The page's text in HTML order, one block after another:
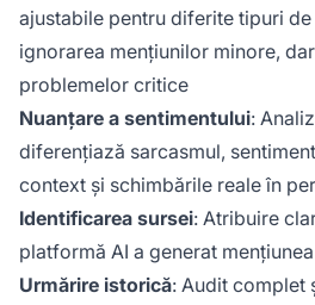
ajustabile pentru diferite tipuri
ignorarea mențiunilor minore,
problemelor critice
Nuanțare a sentimentului:
diferențiază sarcasmul,
context și schimbările reale în
Identificarea sursei: Atribuire
platformă AI a generat
Urmărire istorică: Audit complet